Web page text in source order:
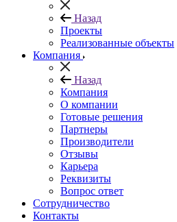
Назад
Проекты
Реализованные объекты
Компания
Назад
Компания
О компании
Готовые решения
Партнеры
Производители
Отзывы
Карьера
Реквизиты
Вопрос ответ
Сотрудничество
Контакты